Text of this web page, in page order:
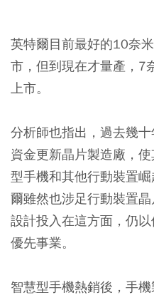
英特爾目前最好的10奈
市，但到現在才量產，7
上市。
分析師也指出，過去幾
資金更新晶片製造廠，
型手機和其他行動裝置
爾雖然也涉足行動裝置
設計投入在這方面，仍
優先事業。
智慧型手機熱銷後，手